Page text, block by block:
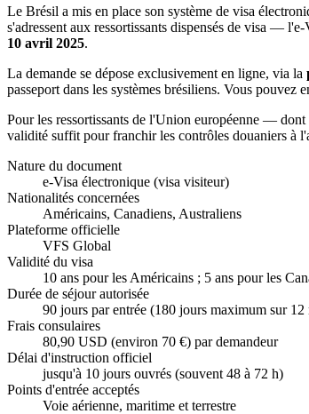
Le Brésil a mis en place son système de visa
s'adressent aux ressortissants dispensés de visa —
10 avril 2025.
La demande se dépose exclusivement en ligne, via la
passeport dans les systèmes brésiliens. Vous
Pour les ressortissants de l'Union européenne —
validité suffit pour franchir les contrôles douaniers à
Nature du document
e-Visa électronique (visa visiteur)
Nationalités concernées
Américains, Canadiens, Australiens
Plateforme officielle
VFS Global
Validité du visa
10 ans pour les Américains ; 5 ans pour les
Durée de séjour autorisée
90 jours par entrée (180 jours maximum sur 12
Frais consulaires
80,90 USD (environ 70 €) par demandeur
Délai d'instruction officiel
jusqu'à 10 jours ouvrés (souvent 48 à 72 h)
Points d'entrée acceptés
Voie aérienne, maritime et terrestre